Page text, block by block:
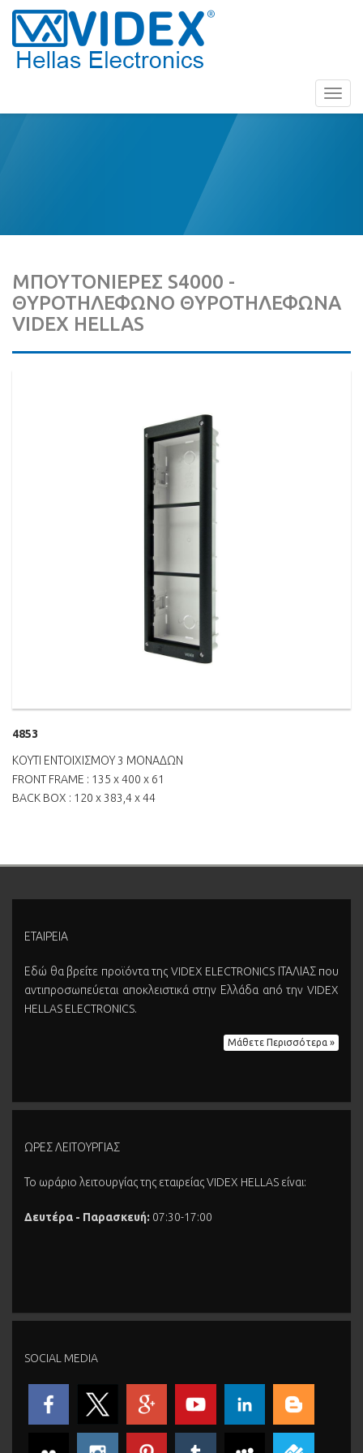
ΜΠΟΥΤΟΝΙΕΡΕΣ S4000 -
ΘΥΡΟΤΗΛΕΦΩΝΟ ΘΥΡΟΤΗΛΕΦΩΝΑ
VIDEX HELLAS
4853
ΚΟΥΤΙ ΕΝΤΟΙΧΙΣΜΟΥ 3 ΜΟΝΑΔΩΝ
FRONT FRAME : 135 x 400 x 61
BACK BOX : 120 x 383,4 x 44
ΕΤΑΙΡΕΙΑ
Εδώ θα βρείτε προϊόντα της VIDEX ELECTRONICS ΙΤΑΛΙΑΣ που
αντιπροσωπεύεται αποκλειστικά στην Ελλάδα από την VIDEX
HELLAS ELECTRONICS.
Μάθετε Περισσότερα »
ΩΡΕΣ ΛΕΙΤΟΥΡΓΙΑΣ
Το ωράριο λειτουργίας της εταιρείας VIDEX HELLAS είναι:
Δευτέρα - Παρασκευή: 07:30-17:00
SOCIAL MEDIA